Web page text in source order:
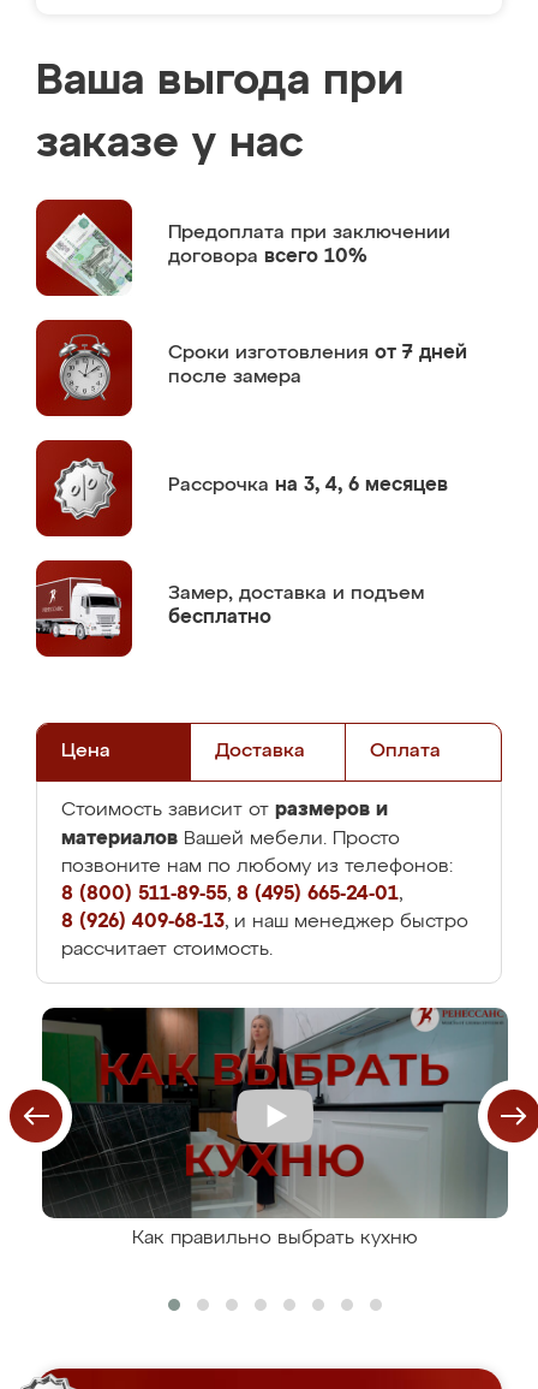
Ваша выгода при
заказе у нас
Предоплата при заключении
договора всего 10%
Сроки изготовления от 7 дней
после замера
Рассрочка на 3, 4, 6 месяцев
Замер, доставка и подъем
бесплатно
Цена Доставка Оплата
Стоимость зависит от размеров и
материалов Вашей мебели. Просто
позвоните нам по любому из телефонов:
8 (800) 511-89-55, 8 (495) 665-24-01,
8 (926) 409-68-13, и наш менеджер быстро
рассчитает стоимость.
Как правильно выбрать кухню